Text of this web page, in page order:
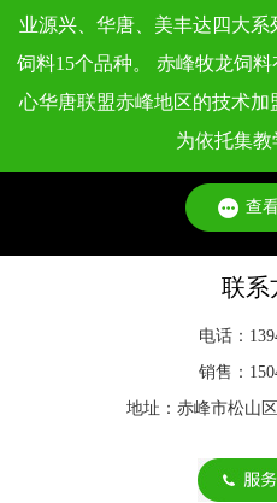
段和饲料用途···
业源兴、华唐、美丰达四大
饲料15个品种。 赤峰牧龙饲
心华唐联盟赤峰地区的技术
为依托集教
查
联系
电话：
销售：
地址：赤峰市松山